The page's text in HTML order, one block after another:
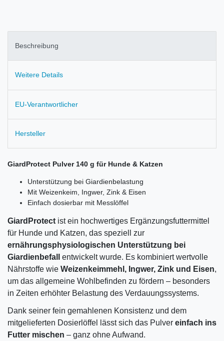
Beschreibung
Weitere Details
EU-Verantwortlicher
Hersteller
GiardProtect Pulver 140 g für Hunde & Katzen
Unterstützung bei Giardienbelastung
Mit Weizenkeim, Ingwer, Zink & Eisen
Einfach dosierbar mit Messlöffel
GiardProtect ist ein hochwertiges Ergänzungsfuttermittel
für Hunde und Katzen, das speziell zur
ernährungsphysiologischen Unterstützung bei
Giardienbefall
entwickelt wurde. Es kombiniert wertvolle
Nährstoffe wie Weizenkeimmehl, Ingwer, Zink und Eisen,
um das allgemeine Wohlbefinden zu fördern – besonders
in Zeiten erhöhter Belastung des Verdauungssystems.
Dank seiner fein gemahlenen Konsistenz und dem
mitgelieferten Dosierlöffel lässt sich das Pulver einfach ins
Futter mischen – ganz ohne Aufwand.